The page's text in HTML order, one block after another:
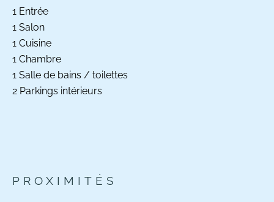
1 Entrée
1 Salon
1 Cuisine
1 Chambre
1 Salle de bains / toilettes
2 Parkings intérieurs
PROXIMITÉS